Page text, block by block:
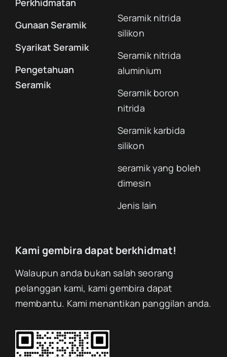
Gunaan Seramik
Syarikat Seramik
Pengetahuan
Seramik
Seramik nitrida
silikon
Seramik nitrida
aluminium
Seramik boron
nitrida
Seramik karbida
silikon
seramik yang boleh
dimesin
Jenis lain
Kami gembira dapat berkhidmat!
Walaupun anda bukan salah seorang
pelanggan kami, kami gembira dapat
membantu. Kami menantikan panggilan anda.